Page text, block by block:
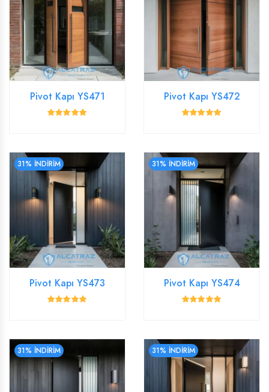
Pivot Kapı YS471 Pivot Kapı YS472
31% İNDİRİM
Pivot Kapı YS473
31% İNDİRİM
Pivot Kapı YS474
31% İNDİRİM 31% İNDİRİM